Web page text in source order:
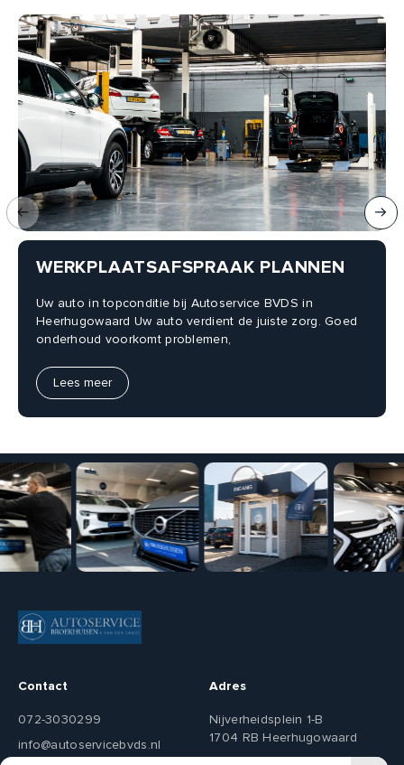
WERKPLAATSAFSPRAAK PLANNEN
Uw auto in topconditie bij Autoservice BVDS in
Heerhugowaard Uw auto verdient de juiste zorg. Goed
onderhoud voorkomt problemen,
Lees meer
Contact
072-3030299
info@autoservicebvds.nl
Adres
Nijverheidsplein 1-B
1704 RB Heerhugowaard